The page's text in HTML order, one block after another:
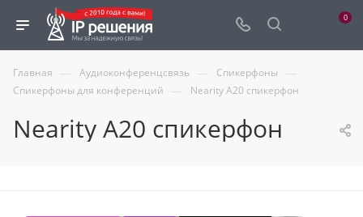
0
Главная — Аудиоконференцсвязь — Спикерфоны —
Спикерфоны для конференций — Nearity A20 спикерфон
Nearity A20 спикерфон